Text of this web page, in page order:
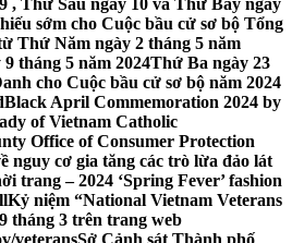
, Thứ Sáu ngày 10 và Thứ Bảy ngày
sớm cho Cuộc bầu cử sơ bộ Tổng
Thứ Năm ngày 2 tháng 5 năm
tháng 5 năm 2024Thứ Ba ngày 23
cho Cuộc bầu cử sơ bộ năm 2024
Black April Commemoration 2024 by
of Vietnam Catholic
Office of Consumer Protection
nguy cơ gia tăng các trò lừa đảo lát
trang – 2024 ‘Spring Fever’ fashion
Kỷ niệm “National Vietnam Veterans
tháng 3 trên trang web
veteransSở Cảnh sát Thành phố